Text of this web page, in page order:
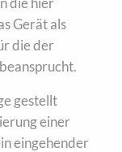
Gerät als
die der
gestellt
einer
eingehender